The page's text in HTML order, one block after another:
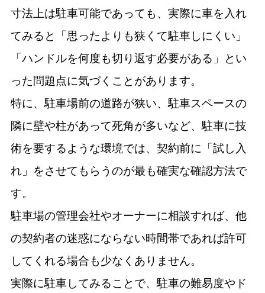
寸法上は駐車可能であっても、実際に車を入れ
てみると「思ったよりも狭くて駐車しにくい」
「ハンドルを何度も切り返す必要がある」とい
った問題点に気づくことがあります。
特に、駐車場前の道路が狭い、駐車スペースの
隣に壁や柱があって死角が多いなど、駐車に技
術を要するような環境では、契約前に「試し入
れ」をさせてもらうのが最も確実な確認方法で
す。
駐車場の管理会社やオーナーに相談すれば、他
の契約者の迷惑にならない時間帯であれば許可
してくれる場合も少なくありません。
実際に駐車してみることで、駐車の難易度やド